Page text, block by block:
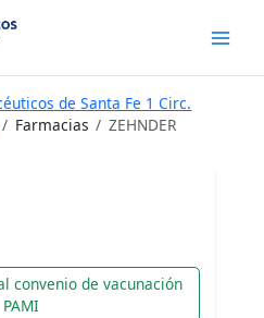
de Santa Fe 1 Circ.
Farmacias ZEHNDER
convenio de vacunación
PAMI